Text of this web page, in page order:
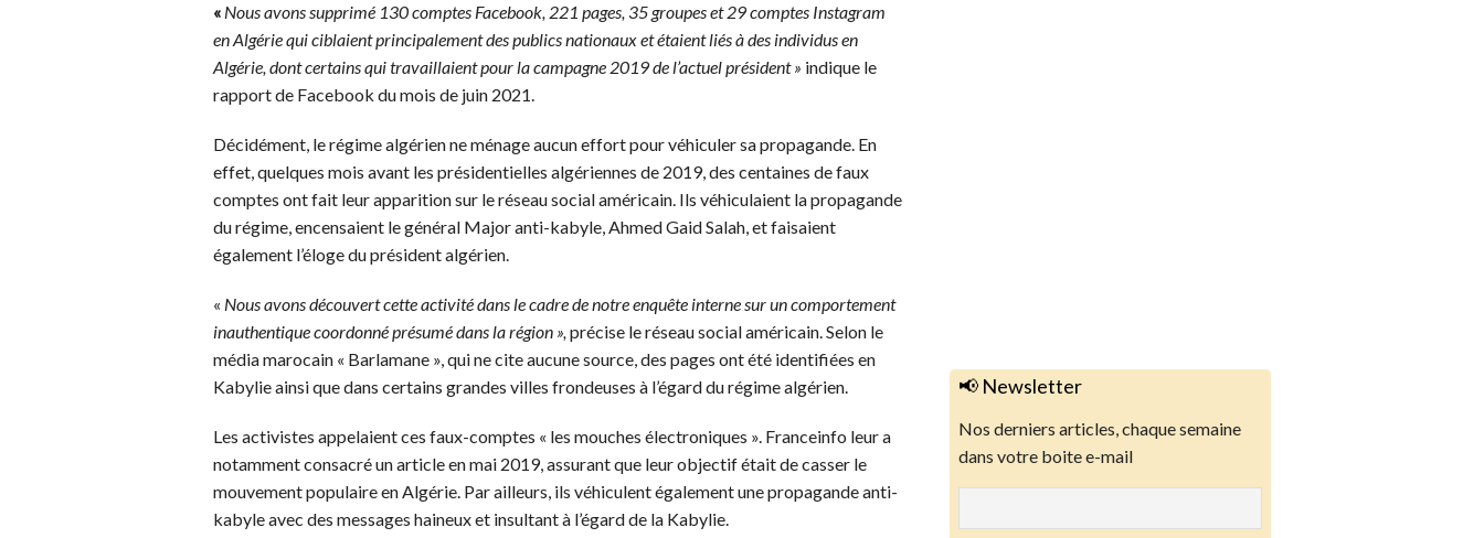
« Nous avons supprimé 130 comptes Facebook, 221 pages, 35 groupes et 29 comptes Instagram
en Algérie qui ciblaient principalement des publics nationaux et étaient liés à des individus en
Algérie, dont certains qui travaillaient pour la campagne 2019 de l’actuel président » indique le
rapport de Facebook du mois de juin 2021.
Décidément, le régime algérien ne ménage aucun effort pour véhiculer sa propagande. En
effet, quelques mois avant les présidentielles algériennes de 2019, des centaines de faux
comptes ont fait leur apparition sur le réseau social américain. Ils véhiculaient la propagande
du régime, encensaient le général Major anti-kabyle, Ahmed Gaid Salah, et faisaient
également l’éloge du président algérien.
« Nous avons découvert cette activité dans le cadre de notre enquête interne sur un comportement
inauthentique coordonné présumé dans la région »,précise le réseau social américain. Selon le
média marocain « Barlamane », qui ne cite aucune source, des pages ont été identifiées en
Kabylie ainsi que dans certains grandes villes frondeuses à l’égard du régime algérien.
Les activistes appelaient ces faux-comptes « les mouches électroniques ». Franceinfo leur a
notamment consacré un article en mai 2019, assurant que leur objectif était de casser le
mouvement populaire en Algérie. Par ailleurs, ils véhiculent également une propagande anti-
kabyle avec des messages haineux et insultant à l’égard de la Kabylie.
📢 Newsletter
Nos derniers articles, chaque semaine
dans votre boite e-mail